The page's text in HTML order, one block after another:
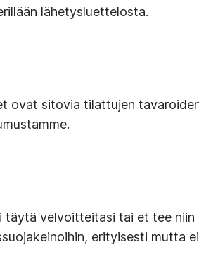
lähetysluettelosta.
ovat sitovia tilattujen
velvoitteitasi tai et tee niin
erityisesti mutta